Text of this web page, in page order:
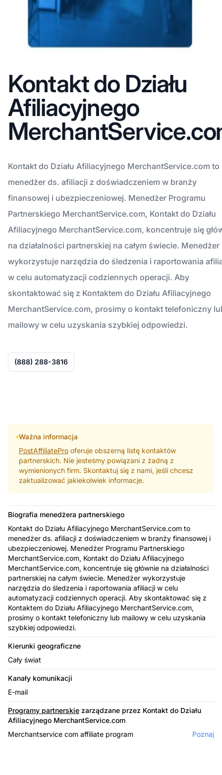
Kontakt do Działu
Afiliacyjnego
Kontakt do Działu Afiliacyjnego MerchantService.com to
menedżer ds. afiliacji z doświadczeniem w branży
finansowej i ubezpieczeniowej. Menedżer Programu
Partnerskiego MerchantService.com, Kontakt do Działu
Afiliacyjnego MerchantService.com, koncentruje się
na działalności partnerskiej na całym świecie. Menedżer
wykorzystuje narzędzia do śledzenia i raportowania
w celu automatyzacji codziennych operacji. Aby
skontaktować się z Kontaktem do Działu Afiliacyjnego
MerchantService.com, prosimy o kontakt telefoniczny
mailowy w celu uzyskania szybkiej odpowiedzi.
(888) 288-3816
Ważna informacja
PostAffiliatePro oferuje obszerną listę kontaktów
partnerskich. Nie jesteśmy powiązani z żadną z
wymienionych firm. Skontaktuj się z nami, jeśli chcesz
zaktualizować jakiekolwiek informacje.
Biografia menedżera partnerskiego
Kontakt do Działu Afiliacyjnego MerchantService.com to
menedżer ds. afiliacji z doświadczeniem w branży finansowej i
ubezpieczeniowej. Menedżer Programu Partnerskiego
MerchantService.com, Kontakt do Działu Afiliacyjnego
MerchantService.com, koncentruje się głównie na działalności
partnerskiej na całym świecie. Menedżer wykorzystuje
narzędzia do śledzenia i raportowania afiliacji w celu
automatyzacji codziennych operacji. Aby skontaktować się z
Kontaktem do Działu Afiliacyjnego MerchantService.com,
prosimy o kontakt telefoniczny lub mailowy w celu uzyskania
szybkiej odpowiedzi.
Kierunki geograficzne
Cały świat
Kanały komunikacji
E-mail
Programy partnerskie zarządzane przez Kontakt do Działu
Afiliacyjnego MerchantService.com
Merchantservice com affiliate program
Poznaj